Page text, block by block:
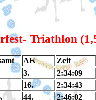
Triathlon
AK Zeit
3. 2:34:09
16. 2:34:43
44. 2:46:02